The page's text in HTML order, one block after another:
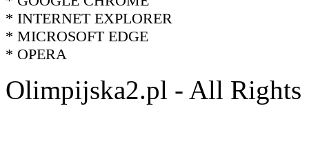
* INTERNET EXPLORER
* MICROSOFT EDGE
* OPERA
Olimpijska2.pl - All Rights